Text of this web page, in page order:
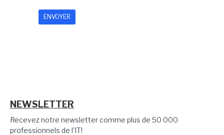
NEWSLETTER
Recevez notre newsletter comme plus de 50 000
professionnels de l'IT!